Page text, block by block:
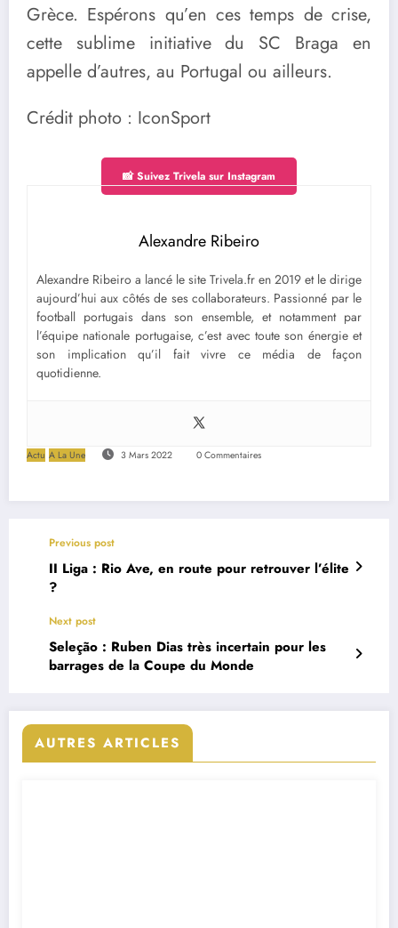
Grèce. Espérons qu’en ces temps de crise,
cette sublime initiative du SC Braga en
appelle d’autres, au Portugal ou ailleurs.
Crédit photo : IconSport
📸 Suivez Trivela sur Instagram
Alexandre Ribeiro
Alexandre Ribeiro a lancé le site Trivela.fr en 2019 et le dirige
aujourd’hui aux côtés de ses collaborateurs. Passionné par le
football portugais dans son ensemble, et notamment par
l’équipe nationale portugaise, c’est avec toute son énergie et
son implication qu’il fait vivre ce média de façon
quotidienne.
Actu A La Une 3 Mars 2022 0 Commentaires
Previous post
II Liga : Rio Ave, en route pour retrouver l’élite
?
Next post
Seleção : Ruben Dias très incertain pour les
barrages de la Coupe du Monde
AUTRES ARTICLES